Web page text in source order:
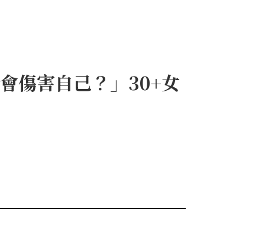
傷害自己？」30+女